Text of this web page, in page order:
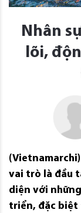
Nhân
lõi,
vai trò là đầu
diện với
triển, đặc biệt